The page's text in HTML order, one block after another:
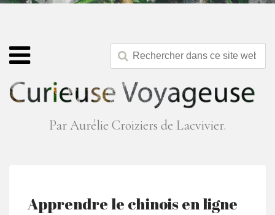
Par Aurélie Croiziers de Lacvivier.
Apprendre le chinois en ligne